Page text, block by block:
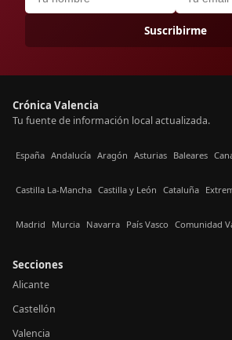
Suscribirme
Crónica Valencia
Tu fuente de información local actualizada.
España Andalucía Aragón Asturias Baleares
Castilla La-Mancha Castilla y León Cataluña
Madrid Murcia Navarra País Vasco Comunidad
Secciones
Alicante
Castellón
Valencia